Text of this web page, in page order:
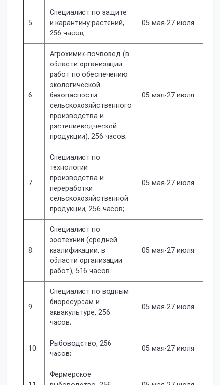
5.
Специалист по защите
и карантину растений,
256 часов;
05 мая-27 июля
6.
Агрохимик-почвовед (в
области организации
работ по обеспечению
экологической
безопасности
сельскохозяйственного
производства и
растениеводческой
продукции), 256 часов;
05 мая-27 июля
7.
Специалист по
технологии
производства и
переработки
сельскохозяйственной
продукции, 256 часов;
05 мая-27 июля
8.
Специалист по
зоотехнии (средней
квалификации, в
области организации
работ), 516 часов;
05 мая-27 июля
9.
Специалист по водным
биоресурсам и
аквакультуре, 256
часов;
05 мая-27 июля
10.
Рыбоводство, 256
часов;
05 мая-27 июля
Фермерское